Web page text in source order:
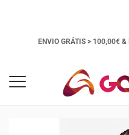
ENVIO GRÁTIS > 100,00€ &